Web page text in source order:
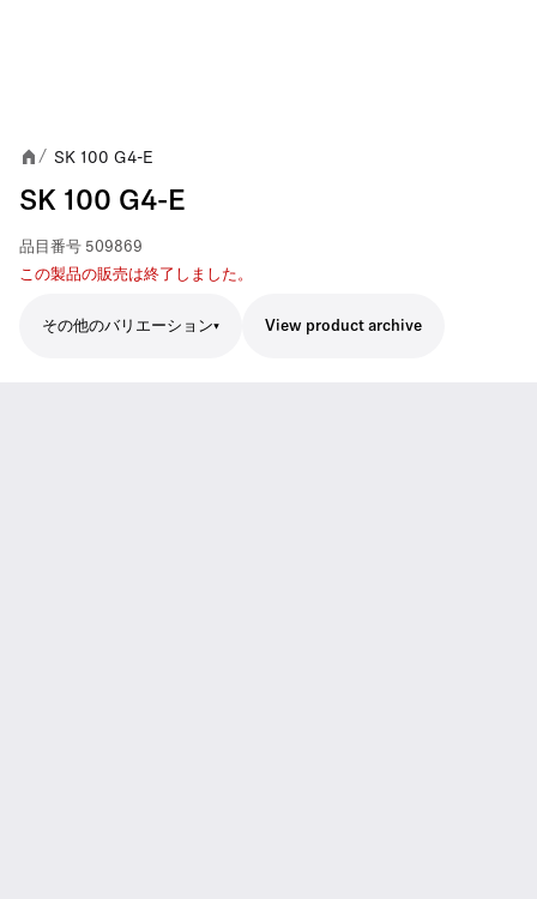
/ SK 100 G4-E
SK 100 G4-E
品目番号 509869
この製品の販売は終了しました。
その他のバリエーション View product archive